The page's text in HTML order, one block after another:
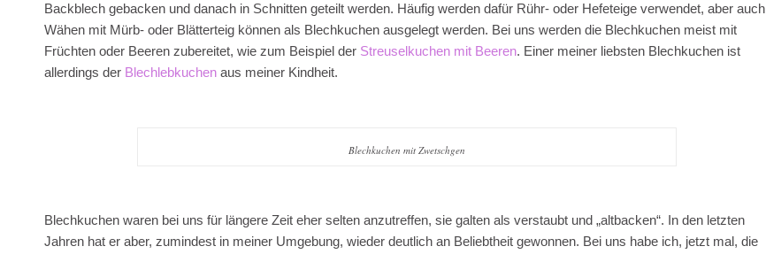
Backblech gebacken und danach in Schnitten geteilt werden. Häufig werden dafür Rühr- oder Hefeteige verwendet, aber auch
Wähen mit Mürb- oder Blätterteig können als Blechkuchen ausgelegt werden. Bei uns werden die Blechkuchen meist mit
Früchten oder Beeren zubereitet, wie zum Beispiel der Streuselkuchen mit Beeren. Einer meiner liebsten Blechkuchen ist
allerdings der Blechlebkuchen aus meiner Kindheit.
Blechkuchen mit Zwetschgen
Blechkuchen waren bei uns für längere Zeit eher selten anzutreffen, sie galten als verstaubt und „altbacken“. In den letzten
Jahren hat er aber, zumindest in meiner Umgebung, wieder deutlich an Beliebtheit gewonnen. Bei uns habe ich, jetzt mal, die